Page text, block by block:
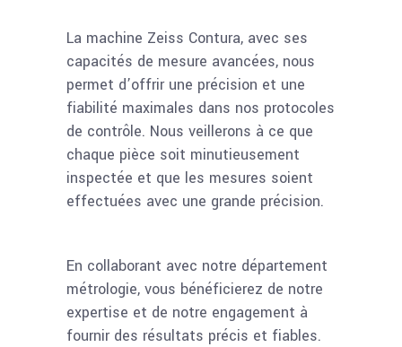
La machine Zeiss Contura, avec ses
capacités de mesure avancées, nous
permet d’offrir une précision et une
fiabilité maximales dans nos protocoles
de contrôle. Nous veillerons à ce que
chaque pièce soit minutieusement
inspectée et que les mesures soient
effectuées avec une grande précision.
En collaborant avec notre département
métrologie, vous bénéficierez de notre
expertise et de notre engagement à
fournir des résultats précis et fiables.